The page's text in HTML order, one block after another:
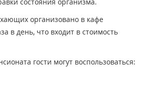
организовано в кафе
в день, что входит в стоимость
гости могут воспользоваться: